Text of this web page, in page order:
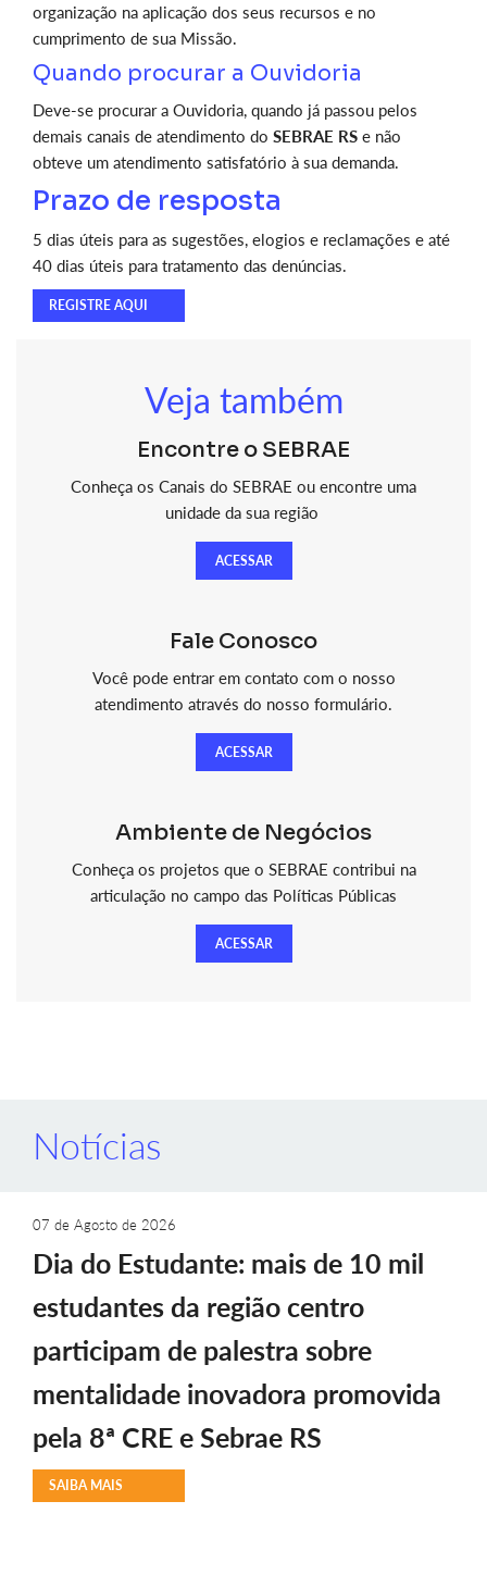
organização na aplicação dos seus recursos e no
cumprimento de sua Missão.
Quando procurar a Ouvidoria
Deve-se procurar a Ouvidoria, quando já passou pelos
demais canais de atendimento do SEBRAE RS e não
obteve um atendimento satisfatório à sua demanda.
Prazo de resposta
5 dias úteis para as sugestões, elogios e reclamações e até
40 dias úteis para tratamento das denúncias.
REGISTRE AQUI
Veja também
Encontre o SEBRAE
Conheça os Canais do SEBRAE ou encontre uma
unidade da sua região
ACESSAR
Fale Conosco
Você pode entrar em contato com o nosso
atendimento através do nosso formulário.
ACESSAR
Ambiente de Negócios
Conheça os projetos que o SEBRAE contribui na
articulação no campo das Políticas Públicas
ACESSAR
Notícias
07 de Agosto de 2026
Dia do Estudante: mais de 10 mil
estudantes da região centro
participam de palestra sobre
mentalidade inovadora promovida
pela 8ª CRE e Sebrae RS
SAIBA MAIS